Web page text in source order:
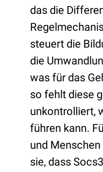
das die
steuert die
die
was für das
so fehlt diese
unkontrolliert,
führen kann.
und
sie, dass